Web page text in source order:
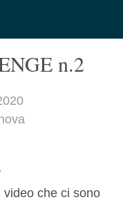
n.2
che ci sono